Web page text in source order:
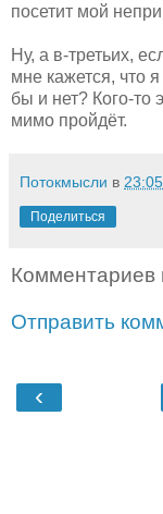
посетит мой
Ну, а в-третьих,
мне кажется, что
бы и нет? Кого-то
мимо пройдёт.
Потокмысли в 23:05
Поделиться
Комментариев
Отправить
‹